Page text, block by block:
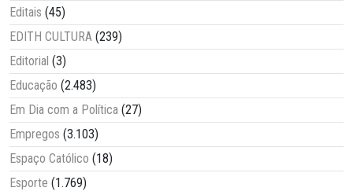
Editais (45)
EDITH CULTURA (239)
Editorial (3)
Educação (2.483)
Em Dia com a Política (27)
Empregos (3.103)
Espaço Católico (18)
Esporte (1.769)